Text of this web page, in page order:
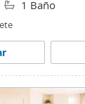
1 Baño